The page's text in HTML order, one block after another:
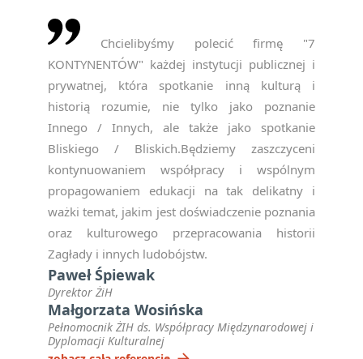
Chcielibyśmy polecić firmę "7
KONTYNENTÓW" każdej instytucji publicznej i
prywatnej, która spotkanie inną kulturą i
historią rozumie, nie tylko jako poznanie
Innego / Innych, ale także jako spotkanie
Bliskiego / Bliskich.Będziemy zaszczyceni
kontynuowaniem współpracy i wspólnym
propagowaniem edukacji na tak delikatny i
ważki temat, jakim jest doświadczenie poznania
oraz kulturowego przepracowania historii
Zagłady i innych ludobójstw.
Paweł Śpiewak
Dyrektor ŻiH
Małgorzata Wosińska
Pełnomocnik ŻIH ds. Współpracy Międzynarodowej i
Dyplomacji Kulturalnej